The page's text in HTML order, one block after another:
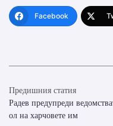
Facebook
Предишния статия
Радев предупреди
ол на харчовете им